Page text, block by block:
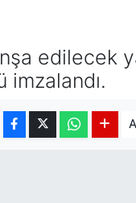
edilecek